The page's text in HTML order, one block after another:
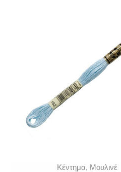
Κέντημα, Μουλινέ